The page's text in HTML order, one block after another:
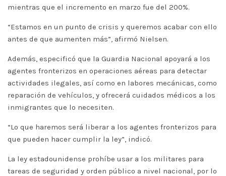
mientras que el incremento en marzo fue del 200%.
“Estamos en un punto de crisis y queremos acabar con ello
antes de que aumenten más”, afirmó Nielsen.
Además, especificó que la Guardia Nacional apoyará a los
agentes fronterizos en operaciones aéreas para detectar
actividades ilegales, así como en labores mecánicas, como
reparación de vehículos, y ofrecerá cuidados médicos a los
inmigrantes que lo necesiten.
“Lo que haremos será liberar a los agentes fronterizos para
que pueden hacer cumplir la ley”, indicó.
La ley estadounidense prohíbe usar a los militares para
tareas de seguridad y orden público a nivel nacional, por lo